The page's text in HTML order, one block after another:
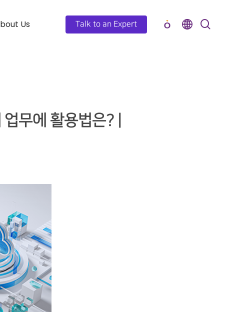
Us Talk to an Expert
무에 활용법은? |